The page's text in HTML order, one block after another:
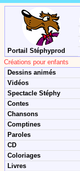
Portail Stéphyprod
Créations pour enfants
Dessins animés
Vidéos
Spectacle Stéphy
Contes
Chansons
Comptines
Paroles
CD
Coloriages
Livres